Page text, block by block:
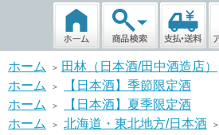
ホーム >
田林（日本酒/田中酒造店）
ホーム
>
【日本酒】季節限定酒
ホーム
>
【日本酒】夏季限定酒
ホーム
> 北海道・東北地方/日本酒 >